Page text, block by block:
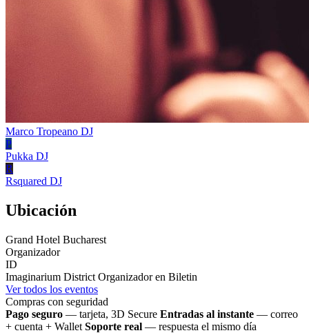
Marco Tropeano DJ
P
Pukka DJ
R
Rsquared DJ
Ubicación
Grand Hotel Bucharest
Organizador
ID
Imaginarium District Organizador en Biletin
Ver todos los eventos
Compras con seguridad
Pago seguro — tarjeta, 3D Secure Entradas al instante — correo
+ cuenta + Wallet Soporte real — respuesta el mismo día